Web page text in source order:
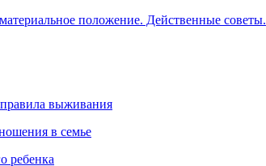
положение. Действенные советы.
выживания
в семье
ребенка